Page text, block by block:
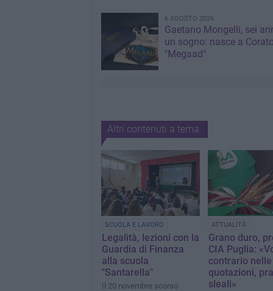
6 AGOSTO 2026
Gaetano Mongelli, sei
un sogno: nasce a Corato
"Megaad"
Altri contenuti a tema
SCUOLA E LAVORO
Legalità, lezioni con la
Guardia di Finanza
alla scuola
"Santarella"
Il 20 novembre scorso
ATTUALITÀ
Grano duro,
CIA Puglia:
contrario nelle
quotazioni,
sleali»